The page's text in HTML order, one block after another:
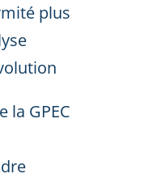
plus
la GPEC